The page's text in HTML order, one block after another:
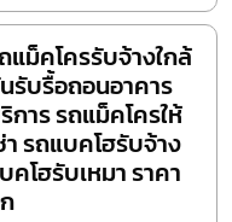
แม็คโครรับจ้างใกล้
รับรื้อถอนอาคาร
การ รถแม็คโครให้
า รถแบคโฮรับจ้าง
คโฮรับเหมา ราคา